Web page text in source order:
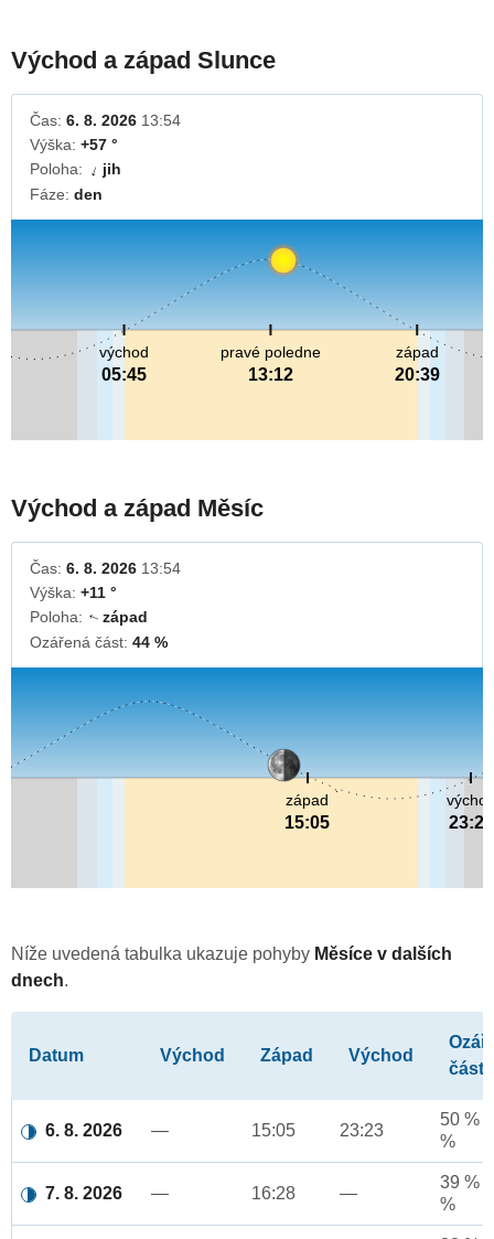
Východ a západ Slunce
Čas: 6. 8. 2026 13:54
Výška: +57 °
Poloha: ↓ jih
Fáze: den
pravé poledne
13:12
východ
05:45
západ
20:39
Východ a západ Měsíc
Čas: 6. 8. 2026 13:54
Výška: +11 °
Poloha: ↓západ
Ozářená část: 44 %
23:23
západ
15:05
Níže uvedená tabulka ukazuje pohyby Měsíce v dalších
dnech.
Datum Východ Západ Východ
část
6. 8. 2026 — 15:05 23:23
50 %
%
7. 8. 2026 — 16:28 —
39 %
%